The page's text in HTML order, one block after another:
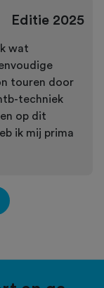
Editie2025
wat
touren door
techniek
op dit
ik mij prima